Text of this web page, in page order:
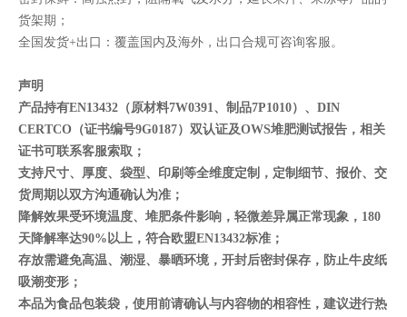
货架期；
全国发货+出口：覆盖国内及海外，出口合规可咨询客服。
声明
产品持有EN13432（原材料7W0391、制品7P1010）、DIN
CERTCO（证书编号9G0187）双认证及OWS堆肥测试报告，相关
证书可联系客服索取；
支持尺寸、厚度、袋型、印刷等全维度定制，定制细节、报价、交
货周期以双方沟通确认为准；
降解效果受环境温度、堆肥条件影响，轻微差异属正常现象，180
天降解率达90%以上，符合欧盟EN13432标准；
存放需避免高温、潮湿、暴晒环境，开封后密封保存，防止牛皮纸
吸潮变形；
本品为食品包装袋，使用前请确认与内容物的相容性，建议进行热